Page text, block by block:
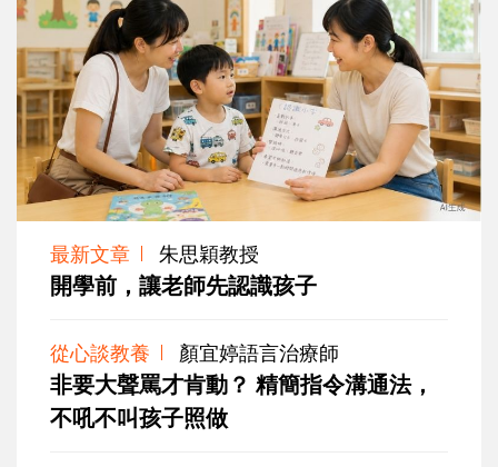
最新文章 朱思穎教授
開學前，讓老師先認識孩子
從心談教養 顏宜婷語言治療師
非要大聲罵才肯動？ 精簡指令溝通法，
不吼不叫孩子照做